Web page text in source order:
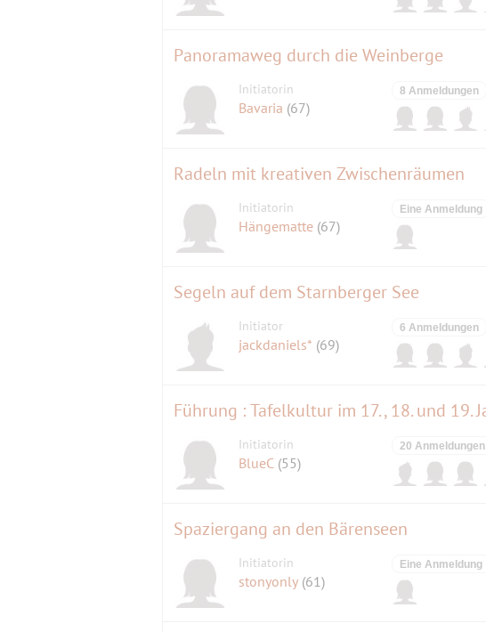
Panoramaweg durch die Weinberge
Initiatorin
Bavaria (67)
8 Anmeldungen
Radeln mit kreativen Zwischenräumen
Initiatorin
Hängematte (67)
Eine Anmeldung
Segeln auf dem Starnberger See
Initiator
jackdaniels* (69)
6 Anmeldungen
Initiatorin
BlueC (55)
20 Anmeldungen
Spaziergang an den Bärenseen
Initiatorin
stonyonly (61)
Eine Anmeldung